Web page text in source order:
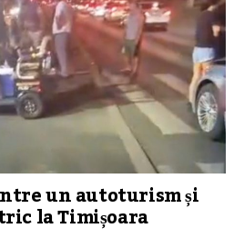
un autoturism și
la Timișoara